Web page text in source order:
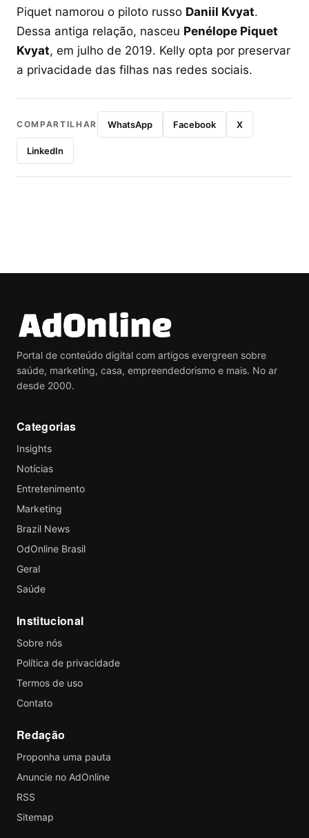
Piquet namorou o piloto russo Daniil Kvyat.
Dessa antiga relação, nasceu Penélope Piquet
Kvyat, em julho de 2019. Kelly opta por preservar
a privacidade das filhas nas redes sociais.
COMPARTILHAR WhatsApp Facebook X
LinkedIn
Portal de conteúdo digital com artigos evergreen sobre
saúde, marketing, casa, empreendedorismo e mais. No ar
desde 2000.
Categorias
Insights
Notícias
Entretenimento
Marketing
Brazil News
OdOnline Brasil
Geral
Saúde
Institucional
Sobre nós
Política de privacidade
Termos de uso
Contato
Redação
Proponha uma pauta
Anuncie no AdOnline
RSS
Sitemap